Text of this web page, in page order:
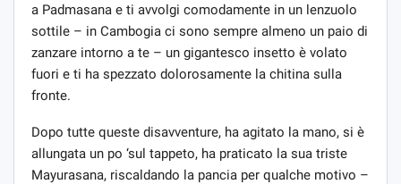
a Padmasana e ti avvolgi comodamente in un lenzuolo
sottile – in Cambogia ci sono sempre almeno un paio di
zanzare intorno a te – un gigantesco insetto è volato
fuori e ti ha spezzato dolorosamente la chitina sulla
fronte.
Dopo tutte queste disavventure, ha agitato la mano, si è
allungata un po ‘sul tappeto, ha praticato la sua triste
Mayurasana, riscaldando la pancia per qualche motivo –